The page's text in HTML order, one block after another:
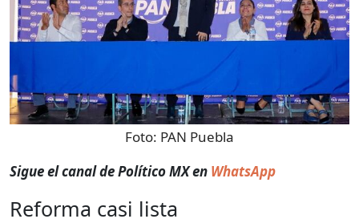
Foto: PAN Puebla
Sigue el canal de Político MX en WhatsApp
Reforma casi lista